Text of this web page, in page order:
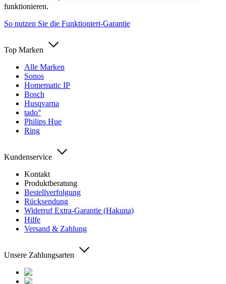
funktionieren.
So nutzen Sie die Funktioniert-Garantie
Top Marken
Alle Marken
Sonos
Homematic IP
Bosch
Husqvarna
tado°
Philips Hue
Ring
Kundenservice
Kontakt
Produktberatung
Bestellverfolgung
Rücksendung
Widerruf Extra-Garantie (Hakuna)
Hilfe
Versand & Zahlung
Unsere Zahlungsarten